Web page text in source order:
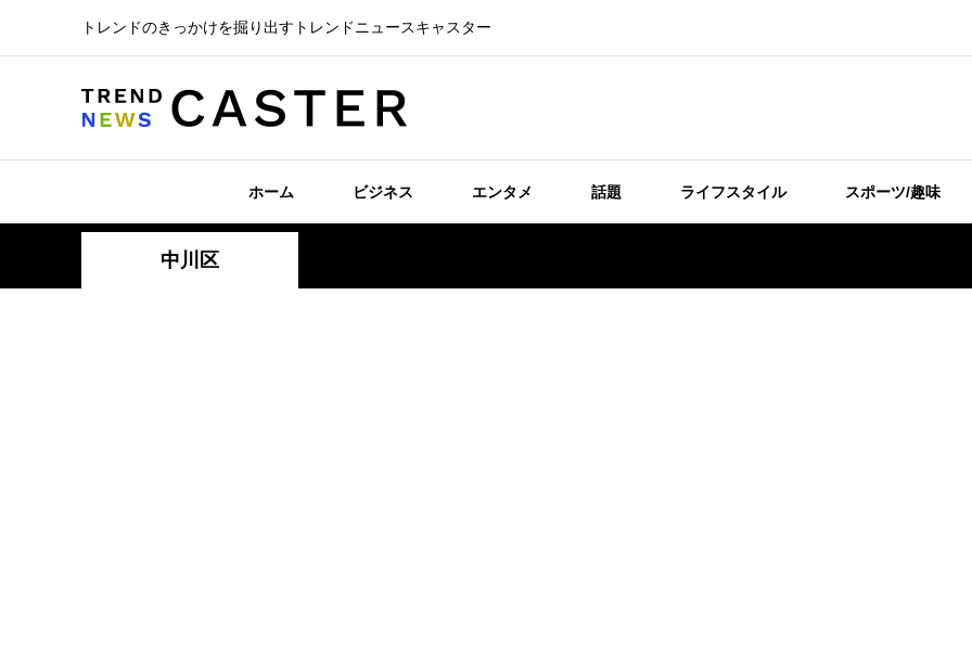
トレンドのきっかけを掘り出すトレンドニュースキャスター
ホーム ビジネス エンタメ 話題 ライフスタイル スポーツ/趣味
中川区